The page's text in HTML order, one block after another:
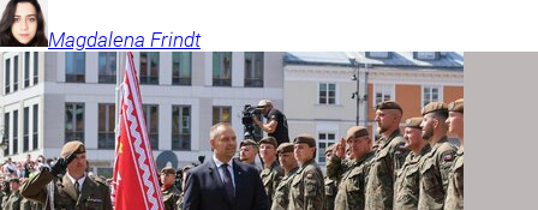
Magdalena Frindt